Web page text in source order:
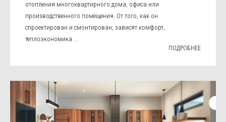
отопления многоквартирного дома, офиса или
производственного помещения. От того, как он
спроектирован и смонтирован, зависят комфорт,
теплоэкономика ...
ПОДРОБНЕЕ